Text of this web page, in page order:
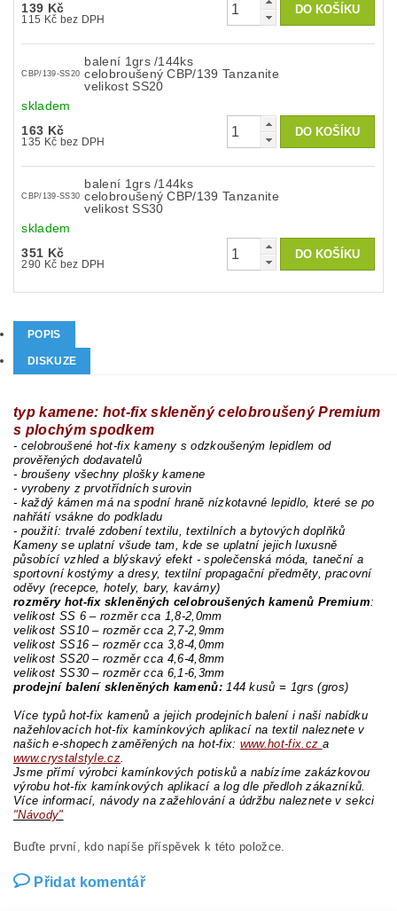
139 Kč
115 Kč bez DPH
CBP/139-SS20
balení 1grs /144ks
celobroušený CBP/139 Tanzanite
velikost SS20
skladem
163 Kč
135 Kč bez DPH
CBP/139-SS30
balení 1grs /144ks
celobroušený CBP/139 Tanzanite
velikost SS30
skladem
351 Kč
290 Kč bez DPH
POPIS
DISKUZE
typ kamene: hot-fix skleněný celobroušený Premium
s plochým spodkem
- celobroušené hot-fix kameny s odzkoušeným lepidlem od
prověřených dodavatelů
- broušeny všechny plošky kamene
- vyrobeny z prvotřídních surovin
- každý kámen má na spodní hraně nízkotavné lepidlo, které se po
nahřátí vsákne do podkladu
- použití: trvalé zdobení textilu, textilních a bytových doplňků
Kameny se uplatní všude tam, kde se uplatní jejich luxusně
působící vzhled a blýskavý efekt - společenská móda, taneční a
sportovní kostýmy a dresy, textilní propagační předměty, pracovní
oděvy (recepce, hotely, bary, kavárny)
rozměry hot-fix skleněných celobroušených kamenů Premium:
velikost SS 6 – rozměr cca 1,8-2,0mm
velikost SS10 – rozměr cca 2,7-2,9mm
velikost SS16 – rozměr cca 3,8-4,0mm
velikost SS20 – rozměr cca 4,6-4,8mm
velikost SS30 – rozměr cca 6,1-6,3mm
prodejní balení skleněných kamenů:144 kusů = 1grs (gros)
Více typů hot-fix kamenů a jejich prodejních balení i naši nabídku
nažehlovacích hot-fix kamínkových aplikací na textil naleznete v
našich e-shopech zaměřených na hot-fix: www.hot-fix.cz a
www.crystalstyle.cz.
Jsme přímí výrobci kamínkových potisků a nabízíme zakázkovou
výrobu hot-fix kamínkových aplikací a log dle předloh zákazníků.
Více informací, návody na zažehlování a údržbu naleznete v sekci
"Návody"
Buďte první, kdo napíše příspěvek k této položce.
Přidat komentář